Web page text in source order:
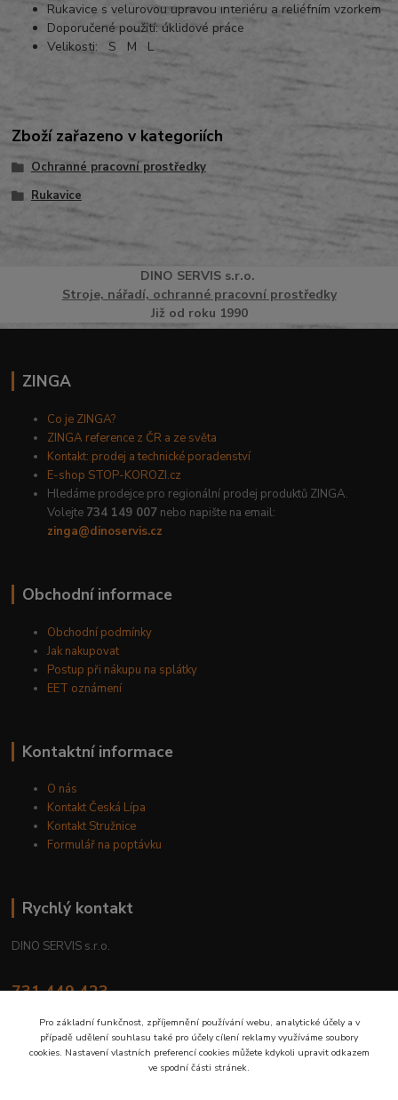
Rukavice s velurovou úpravou interiéru a reliéfním vzorkem
Doporučené použití: úklidové práce
Velikosti: S M L
Zboží zařazeno v kategoriích
Ochranné pracovní prostředky
Rukavice
DINO SERVISs.r.o.
Stroje, nářadí, ochranné pracovní prostředky
Již od roku 1990
ZINGA
Co je ZINGA?
ZINGA reference z ČR a ze světa
Kontakt: prodej a technické poradenství
E-shop STOP-KOROZI.cz
Hledáme prodejce pro regionální prodej produktů ZINGA.
Volejte 734 149 007 nebo napište na email:
zinga@dinoservis.cz
Obchodní informace
Obchodní podmínky
Jak nakupovat
Postup při nákupu na splátky
EET oznámení
Kontaktní informace
O nás
Kontakt Česká Lípa
Kontakt Stružnice
Formulář na poptávku
Rychlý kontakt
DINO SERVIS s.r.o.
731 449 423
prodejna@dinoservis.cz
Pro základní funkčnost, zpříjemnění používání webu, analytické účely a v
případě udělení souhlasu také pro účely cílení reklamy využíváme soubory
cookies. Nastavení vlastních preferencí cookies můžete kdykoli upravit odkazem
ve spodní části stránek.